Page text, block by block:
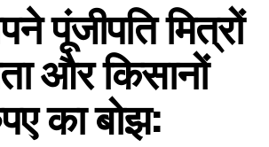
पूंजीपति मित्रों
और किसानों
का बोझ: